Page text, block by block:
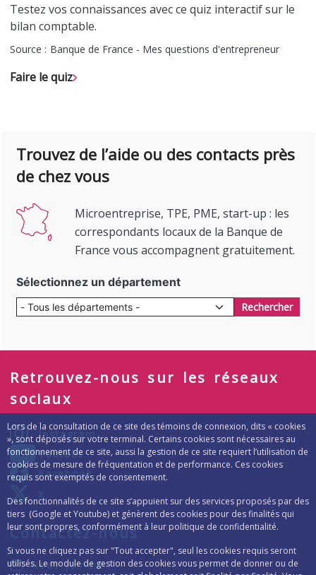
Lors de la consultation de ce site des témoins de connexion, dits « cookies
», sont déposés sur votre terminal. Certains cookies sont nécessaires au
fonctionnement de ce site, aussi la gestion de ce site requiert l’utilisation de
cookies de mesure de fréquentation et de performance. Ces cookies
requis sont exemptés de consentement.
Des fonctionnalités de ce site s’appuient sur des services proposés par des
tiers (Google et Youtube) et génèrent des cookies pour des finalités qui
leur sont propres, conformément à leur politique de confidentialité.
Si vous ne cliquez pas sur "Tout accepter", seul les cookies requis seront
utilisés. Le module de gestion des cookies vous permet de donner ou de
Testez vos connaissances avec ce quiz interactif sur le
bilan comptable.
Source : Banque de France - Mes questions d'entrepreneur
Faire le quiz
Trouvez de l’aide ou des contacts près
de chez vous
Microentreprise, TPE, PME, start-up : les
correspondants locaux de la Banque de
France vous accompagnent gratuitement.
Sélectionnez un département
Rechercher
Retrouvez-nous sur les réseaux
sociaux
Instagram
Youtube
Facebook
X
Contactez-nous
Nous joindre